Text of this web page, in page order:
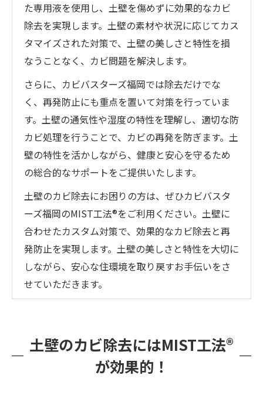
た専用液を使用し、土壁を傷めずに効果的なカビ
除去を実現します。土壁の素材や状況に応じてカス
タマイズされた対策で、土壁の美しさと特性を損
なうことなく、カビ問題を解決します。
さらに、カビバスターズ福岡では除去だけでな
く、再発防止にも重点を置いて対策を行っていま
す。土壁の通気性や湿度の特性を理解し、適切な防
カビ処理を行うことで、カビの再発を防ぎます。土
壁の特性を活かしながら、健康と安心を守るため
の総合的なサポートをご提供いたします。
土壁のカビ除去にお困りの方は、ぜひカビバスタ
ーズ福岡のMIST工法®をご利用ください。土壁に
合わせたカスタム対策で、効果的なカビ除去と再
発防止を実現します。土壁の美しさと特性を大切に
しながら、安心な住環境を取り戻すお手伝いをさ
せていただきます。
土壁のカビ除去にはMIST工法®
が効果的！